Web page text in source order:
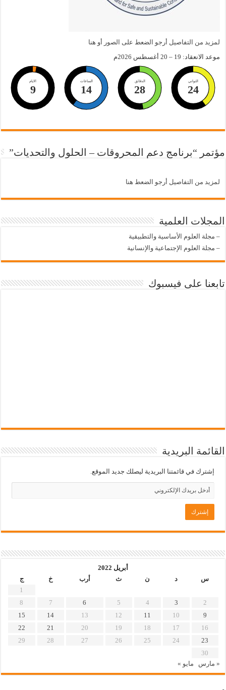
لمزيد من التفاصيل أرجو الضعط على الصور أو هنا
موعد الانعقاد: 19 – 20 أغسطس 2026م
الايام
9
الساعات
14
الدقائق
28
الثواني
23
مؤتمر “برنامج دعم المحروقات – الحلول والتحديات”
لمزيد من التفاصيل أرجو الضعط هنا
المجلات العلمية
– مجلة العلوم الأساسية والتطبيقية
– مجلة العلوم الإجتماعية والإنسانية
تابعنا على فيسبوك
القائمة البريدية
إشترك في قائمتنا البريدية ليصلك جديد الموقع.
أبريل 2022
س
د ن ث أرب خ
ج
1
2
3
4
5
6
7
8
9
10
11
12
13
14
15
16
17
18
19
20
21
22
23
24
25
26
27
28
29
30
« مارس
مايو »